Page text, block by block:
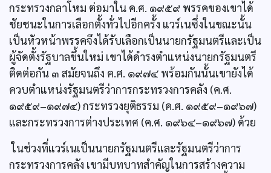
กระทรวงกลาโหม ต่อมาใน ค.ศ. ๑๙๕๙ พรรคของเขาได้
ชัยชนะในการเลือกตั้งทั่วไปอีกครั้ง แวร์เนซึ่งในขณะนั้น
เป็นหัวหน้าพรรคจึงได้รับเลือกเป็นนายกรัฐมนตรีและเป็น
ผู้จัดตั้งรัฐบาลขึ้นใหม่ เขาได้ดำรงตำแหน่งนายกรัฐมนตรี
ติดต่อกัน ๓ สมัยจนถึง ค.ศ. ๑๙๗๔ พร้อมกันนั้นเขายังได้
ควบตำแหน่งรัฐมนตรีว่าการกระทรวงการคลัง (ค.ศ.
๑๙๕๙–๑๙๗๔) กระทรวงยุติธรรม (ค.ศ. ๑๙๕๙–๑๙๖๗)
และกระทรวงการต่างประเทศ (ค.ศ. ๑๙๖๔–๑๙๖๗) ด้วย
ในช่วงที่แวร์เนเป็นนายกรัฐมนตรีและรัฐมนตรีว่าการ
กระทรวงการคลัง เขามีบทบาทสำคัญในการสร้างความ